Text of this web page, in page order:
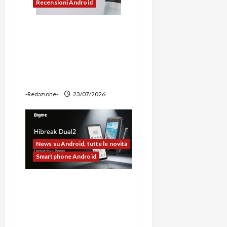
Recensioni Android
-Redazione- 23/07/2026
News su Android, tutte le novità
Smartphone Android